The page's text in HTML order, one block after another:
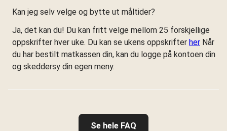
Kan jeg selv velge og bytte ut måltider?
Ja, det kan du! Du kan fritt velge mellom 25 forskjellige
oppskrifter hver uke. Du kan se ukens oppskrifter her Når
du har bestilt matkassen din, kan du logge på kontoen din
og skeddersy din egen meny.
Se hele FAQ